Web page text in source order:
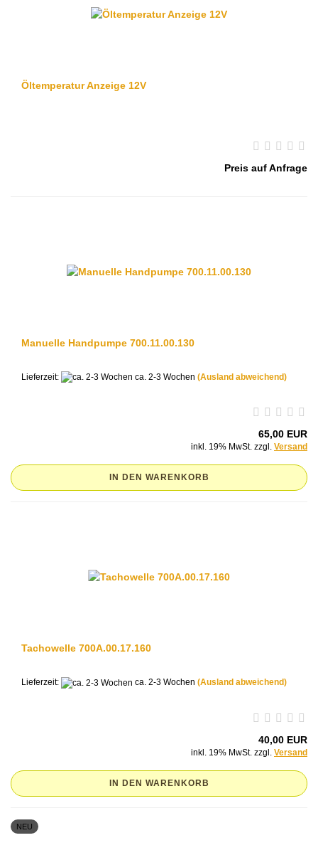
Öltemperatur Anzeige 12V
Preis auf Anfrage
Manuelle Handpumpe 700.11.00.130
Lieferzeit: ca. 2-3 Wochen (Ausland abweichend)
65,00 EUR
inkl. 19% MwSt. zzgl. Versand
IN DEN WARENKORB
Tachowelle 700A.00.17.160
Lieferzeit: ca. 2-3 Wochen (Ausland abweichend)
40,00 EUR
inkl. 19% MwSt. zzgl. Versand
IN DEN WARENKORB
NEU